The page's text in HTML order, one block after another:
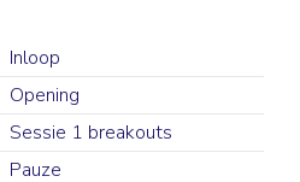
Inloop
Opening
Sessie 1 breakouts
Pauze